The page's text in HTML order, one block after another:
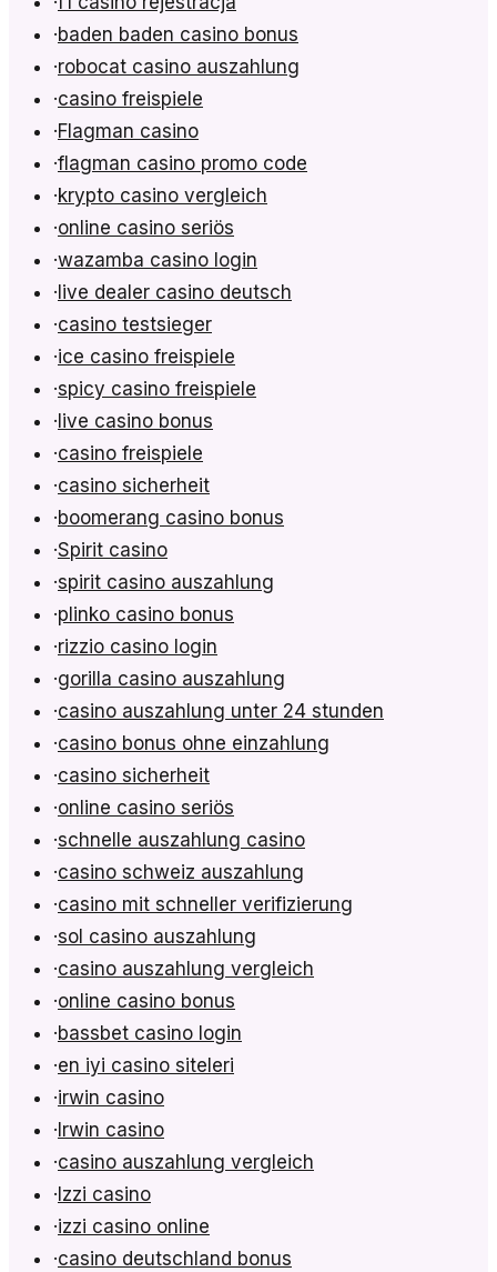
·baden baden casino bonus
·robocat casino auszahlung
·casino freispiele
·Flagman casino
·flagman casino promo code
·krypto casino vergleich
·online casino seriös
·wazamba casino login
· live dealer casino deutsch
·casino testsieger
·ice casino freispiele
·spicy casino freispiele
· live casino bonus
·casino freispiele
·casino sicherheit
·boomerang casino bonus
·Spirit casino
·spirit casino auszahlung
·plinko casino bonus
·rizzio casino login
·gorilla casino auszahlung
·casino auszahlung unter 24 stunden
·casino bonus ohne einzahlung
·casino sicherheit
·online casino seriös
·schnelle auszahlung casino
·casino schweiz auszahlung
·casino mit schneller verifizierung
·sol casino auszahlung
·casino auszahlung vergleich
·online casino bonus
·bassbet casino login
·en iyi casino siteleri
·irwin casino
· Irwin casino
·casino auszahlung vergleich
· Izzi casino
·izzi casino online
·casino deutschland bonus